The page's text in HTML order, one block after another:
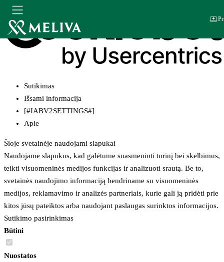
Sutikimas
Išsami informacija
[#IABV2SETTINGS#]
Apie
Šioje svetainėje naudojami slapukai
Naudojame slapukus, kad galėtume suasmeninti turinį bei skelbimus,
teikti visuomeninės medijos funkcijas ir analizuoti srautą. Be to,
svetainės naudojimo informaciją bendriname su visuomeninės
medijos, reklamavimo ir analizės partneriais, kurie gali ją pridėti prie
kitos jūsų pateiktos arba naudojant paslaugas surinktos informacijos.
Sutikimo pasirinkimas
Būtini
Nuostatos